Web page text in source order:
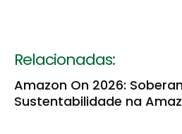
Relacionadas:
Amazon On 2026:
Sustentabilidade na